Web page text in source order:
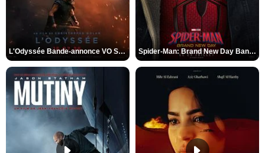
L'Odyssée Bande-annonce VO STFR Spider-Man: Brand New Day Bande-annonce VO STFR